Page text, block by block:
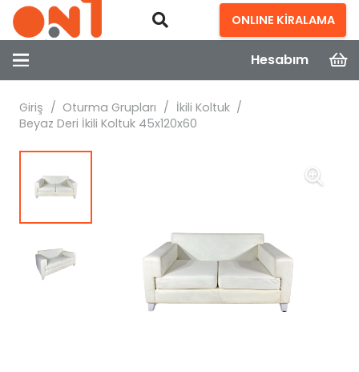
ONLINE KİRALAMA
Hesabım
Giriş / Oturma Grupları / İkili Koltuk /
Beyaz Deri İkili Koltuk 45x120x60